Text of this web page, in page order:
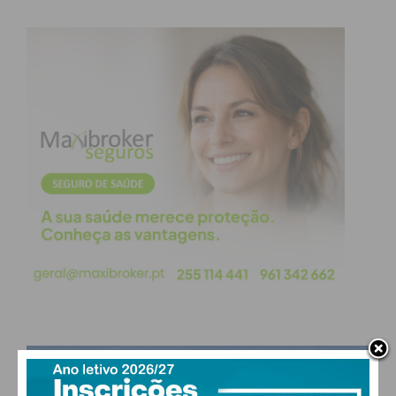
primeira edição dos Prémios Mais a Norte,
promovidos pela Comissão de Coordenação e
Desenvolvimento Regional do Norte (CCDR-
NORTE), que reconhecem as iniciativas mais
inovadoras e impactantes da região.
Subscreva a newsletter do
Imediato
atualizada.
PAÇOS DE FERREIRA